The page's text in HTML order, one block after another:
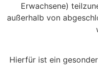
Erwachsene)
außerhalb von
Hierfür ist ein